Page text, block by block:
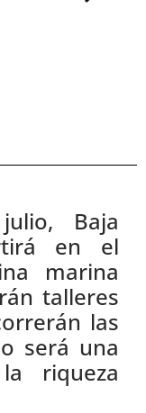
Baja
en el
marina
talleres
las
será una
riqueza